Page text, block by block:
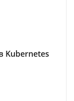
Kubernetes